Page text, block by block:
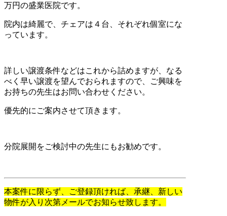
万円の盛業医院です。
院内は綺麗で、チェアは４台、それぞれ個室にな
っています。
詳しい譲渡条件などはこれから詰めますが、なる
べく早い譲渡を望んでおられますので、ご興味を
お持ちの先生はお問い合わせください。
優先的にご案内させて頂きます。
分院展開をご検討中の先生にもお勧めです。
本案件に限らず、ご登録頂ければ、承継、新しい
物件が入り次第メールでお知らせ致します。